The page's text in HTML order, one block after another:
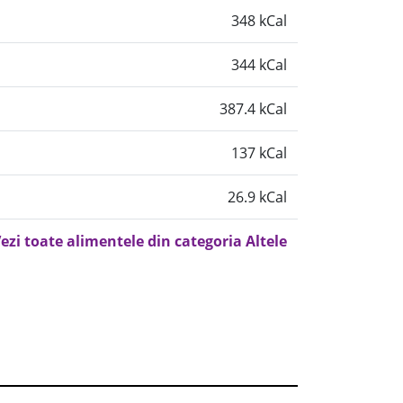
348 kCal
344 kCal
387.4 kCal
137 kCal
26.9 kCal
toate alimentele din categoria Altele